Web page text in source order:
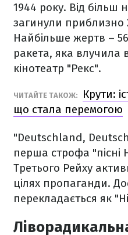
1944 року. Від більш
загинули приблизно
Найбільше жертв –
ракета, яка влучила
кінотеатр "Рекс".
ЧИТАЙТЕ ТАКОЖ:
Крути:
що стала перемогою
"Deutschland,
перша строфа "пісні
Третього Рейху
цілях пропаганди.
перекладається як